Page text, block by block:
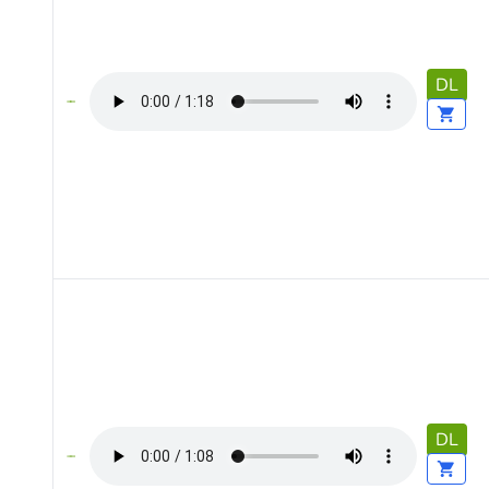
DL
DL